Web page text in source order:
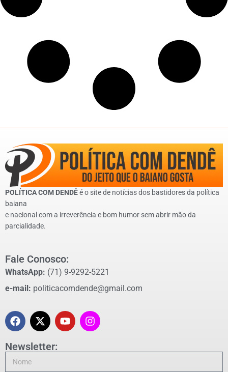
POLÍTICA COM DENDÊé o site de notícias dos bastidores da política
baiana
e nacional com a irreverência e bom humor sem abrir mão da
parcialidade.
Fale Conosco:
WhatsApp: (71) 9-9292-5221
e-mail: politicacomdende@gmail.com
Newsletter: